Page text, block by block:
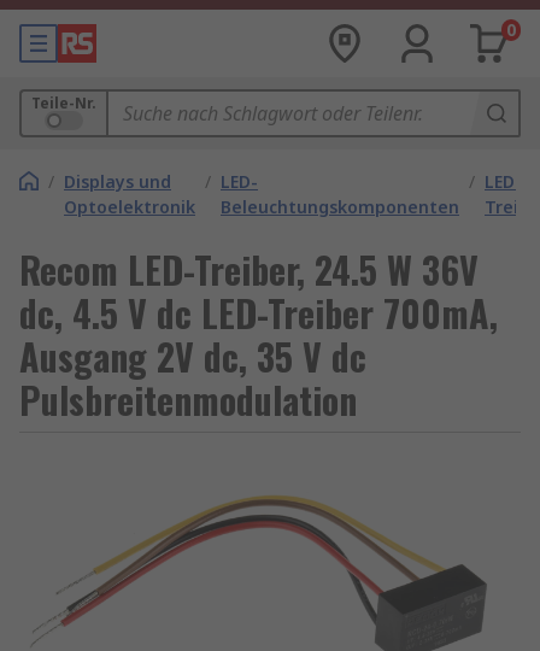
0
Teile-Nr.
/ Displays und
Optoelektronik
/ LED-
Beleuchtungskomponenten
/ LED-
Recom LED-Treiber, 24.5 W 36V
dc, 4.5 V dc LED-Treiber 700mA,
Ausgang 2V dc, 35 V dc
Pulsbreitenmodulation